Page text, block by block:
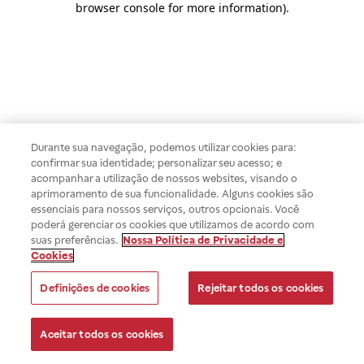
browser console for more information).
Durante sua navegação, podemos utilizar cookies para:
confirmar sua identidade; personalizar seu acesso; e
acompanhar a utilização de nossos websites, visando o
aprimoramento de sua funcionalidade. Alguns cookies são
essenciais para nossos serviços, outros opcionais. Você
poderá gerenciar os cookies que utilizamos de acordo com
suas preferências. Nossa Política de Privacidade e
Cookies
Definições de cookies Rejeitar todos os cookies
Aceitar todos os cookies